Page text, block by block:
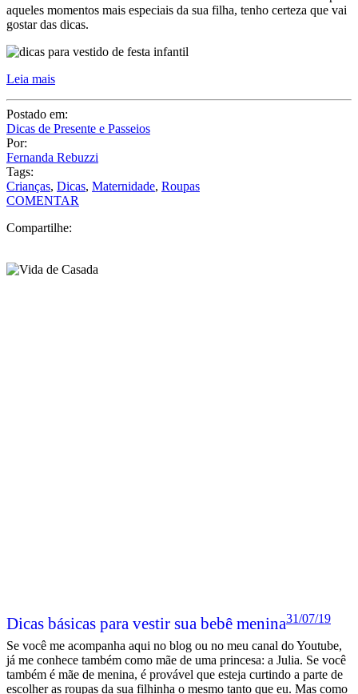
aqueles momentos mais especiais da sua filha, tenho certeza que vai
gostar das dicas.
Leia mais
Postado em:
Dicas de Presente e Passeios
Por:
Fernanda Rebuzzi
Tags:
Crianças, Dicas, Maternidade, Roupas
COMENTAR
Compartilhe:
Dicas básicas para vestir sua bebê menina31/07/19
Se você me acompanha aqui no blog ou no meu canal do Youtube,
já me conhece também como mãe de uma princesa: a Julia. Se você
também é mãe de menina, é provável que esteja curtindo a parte de
escolher as roupas da sua filhinha o mesmo tanto que eu. Mas como